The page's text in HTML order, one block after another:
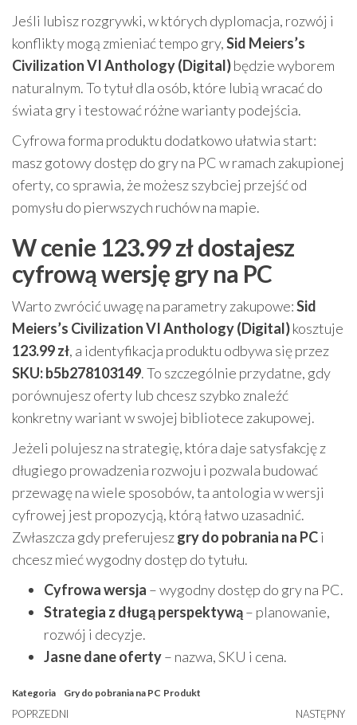
Jeśli lubisz rozgrywki, w których dyplomacja, rozwój i
konflikty mogą zmieniać tempo gry,Sid Meiers’s
Civilization VI Anthology (Digital)będzie wyborem
naturalnym. To tytuł dla osób, które lubią wracać do
świata gry i testować różne warianty podejścia.
Cyfrowa forma produktu dodatkowo ułatwia start:
masz gotowy dostęp do gry na PC w ramach zakupionej
oferty, co sprawia, że możesz szybciej przejść od
pomysłu do pierwszych ruchów na mapie.
W cenie 123.99 zł dostajesz
cyfrową wersję gry na PC
Warto zwrócić uwagę na parametry zakupowe:Sid
Meiers’s Civilization VI Anthology (Digital)kosztuje
123.99 zł, a identyfikacja produktu odbywa się przez
SKU: b5b278103149. To szczególnie przydatne, gdy
porównujesz oferty lub chcesz szybko znaleźć
konkretny wariant w swojej bibliotece zakupowej.
Jeżeli polujesz na strategię, która daje satysfakcję z
długiego prowadzenia rozwoju i pozwala budować
przewagę na wiele sposobów, ta antologia w wersji
cyfrowej jest propozycją, którą łatwo uzasadnić.
Zwłaszcza gdy preferujeszgry do pobrania na PCi
chcesz mieć wygodny dostęp do tytułu.
Cyfrowa wersja – wygodny dostęp do gry na PC.
Strategia z długą perspektywą– planowanie,
rozwój i decyzje.
Jasne dane oferty– nazwa, SKU i cena.
Kategoria Gry do pobrania na PC Produkt
Nawigacja
Poprzedni
POPRZEDNI NASTĘPNY